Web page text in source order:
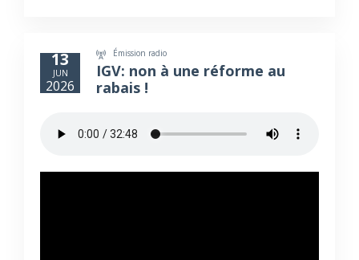
13
JUN
2026
Émission radio
IGV: non à une réforme au
rabais !